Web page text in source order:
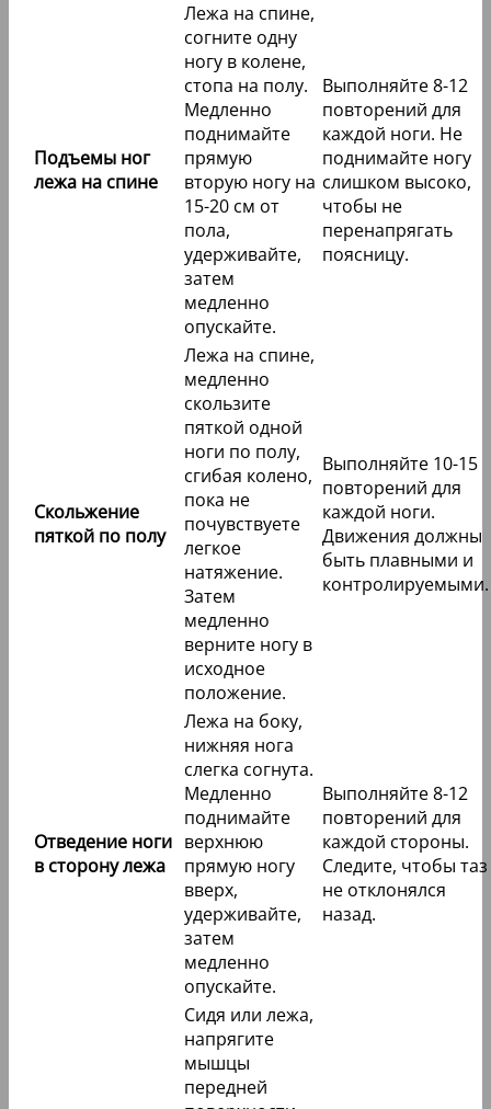
Подъемы ног
лежа на спине
Лежа на спине,
согните одну
ногу в колене,
стопа на полу.
Медленно
поднимайте
прямую
вторую ногу на
15-20 см от
пола,
удерживайте,
затем
медленно
опускайте.
Выполняйте 8-12
повторений для
каждой ноги. Не
поднимайте ногу
слишком высоко,
чтобы не
перенапрягать
поясницу.
Скольжение
пяткой по полу
Лежа на спине,
медленно
скользите
пяткой одной
ноги по полу,
сгибая колено,
пока не
почувствуете
легкое
натяжение.
Затем
медленно
верните ногу в
исходное
положение.
Выполняйте 10-15
повторений для
каждой ноги.
Движения должны
быть плавными и
контролируемыми.
Отведение ноги
в сторону лежа
Лежа на боку,
нижняя нога
слегка согнута.
Медленно
поднимайте
верхнюю
прямую ногу
вверх,
удерживайте,
затем
медленно
опускайте.
Выполняйте 8-12
повторений для
каждой стороны.
Следите, чтобы таз
не отклонялся
назад.
Сидя или лежа,
напрягите
мышцы
передней